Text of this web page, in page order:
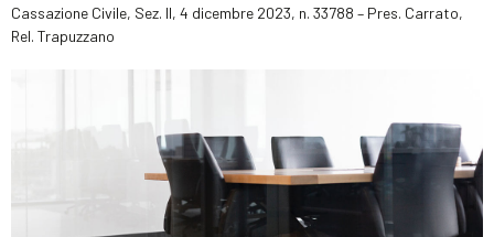
Cassazione Civile, Sez. II, 4 dicembre 2023, n. 33788 – Pres. Carrato,
Rel. Trapuzzano